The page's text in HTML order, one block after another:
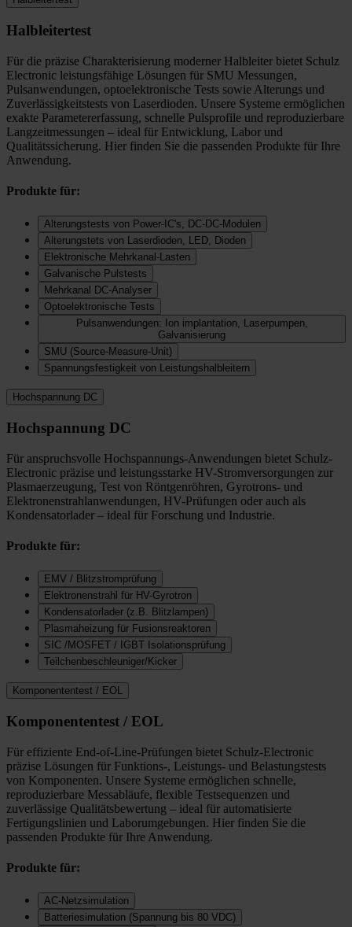
Halbleitertest
Für die präzise Charakterisierung moderner Halbleiter bietet Schulz
Electronic leistungsfähige Lösungen für SMU Messungen,
Pulsanwendungen, optoelektronische Tests sowie Alterungs und
Zuverlässigkeitstests von Laserdioden. Unsere Systeme ermöglichen
exakte Parametererfassung, schnelle Pulsprofile und reproduzierbare
Langzeitmessungen – ideal für Entwicklung, Labor und
Qualitätssicherung. Hier finden Sie die passenden Produkte für Ihre
Anwendung.
Produkte für:
Alterungstests von Power-IC's, DC-DC-Modulen
Alterungstets von Laserdioden, LED, Dioden
Elektronische Mehrkanal-Lasten
Galvanische Pulstests
Mehrkanal DC-Analyser
Optoelektronische Tests
Pulsanwendungen: Ion implantation, Laserpumpen,
Galvanisierung
SMU (Source-Measure-Unit)
Spannungsfestigkeit von Leistungshalbleitern
Hochspannung DC
Hochspannung DC
Für anspruchsvolle Hochspannungs-Anwendungen bietet Schulz-
Electronic präzise und leistungsstarke HV-Stromversorgungen zur
Plasmaerzeugung, Test von Röntgenröhren, Gyrotrons- und
Elektronenstrahlanwendungen, HV-Prüfungen oder auch als
Kondensatorlader – ideal für Forschung und Industrie.
Produkte für:
EMV / Blitzstromprüfung
Elektronenstrahl für HV-Gyrotron
Kondensatorlader (z.B. Blitzlampen)
Plasmaheizung für Fusionsreaktoren
SIC /MOSFET / IGBT Isolationsprüfung
Teilchenbeschleuniger/Kicker
Komponententest / EOL
Komponententest / EOL
Für effiziente End-of-Line-Prüfungen bietet Schulz-Electronic
präzise Lösungen für Funktions-, Leistungs- und Belastungstests
von Komponenten. Unsere Systeme ermöglichen schnelle,
reproduzierbare Messabläufe, flexible Testsequenzen und
zuverlässige Qualitätsbewertung – ideal für automatisierte
Fertigungslinien und Laborumgebungen. Hier finden Sie die
passenden Produkte für Ihre Anwendung.
Produkte für:
AC-Netzsimulation
Batteriesimulation (Spannung bis 80 VDC)